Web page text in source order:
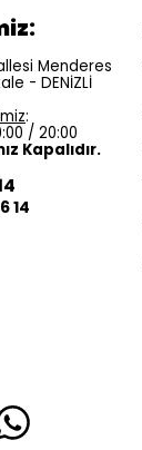
Menderes
- DENİZLİ
:
/ 20:00
Kapalıdır.
14